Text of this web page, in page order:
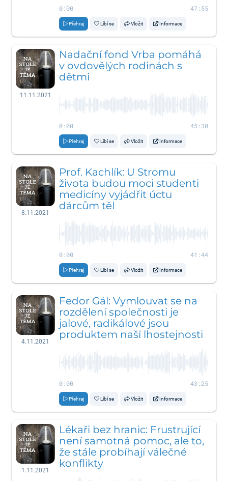
0:00 47:55
Přehraj Líbí se Vložit Informace
11.11.2021
Nadační fond Vrba pomáhá
v ovdovělých rodinách s
dětmi
0:00 45:30
Přehraj Líbí se Vložit Informace
8.11.2021
Prof. Kachlík: U Stromu
života budou moci studenti
medicíny vyjádřit úctu
dárcům těl
0:00 41:44
Přehraj Líbí se Vložit Informace
4.11.2021
Fedor Gál: Vymlouvat se na
rozdělení společnosti je
jalové, radikálové jsou
produktem naší lhostejnosti
0:00 43:25
Přehraj Líbí se Vložit Informace
1.11.2021
Lékaři bez hranic: Frustrující
není samotná pomoc, ale to,
že stále probíhají válečné
konflikty